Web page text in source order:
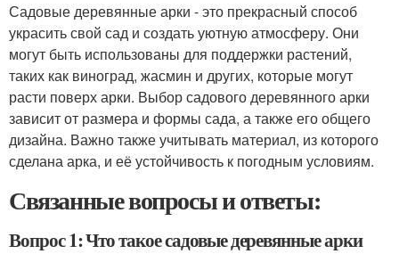
Садовые деревянные арки - это прекрасный способ
украсить свой сад и создать уютную атмосферу. Они
могут быть использованы для поддержки растений,
таких как виноград, жасмин и других, которые могут
расти поверх арки. Выбор садового деревянного арки
зависит от размера и формы сада, а также его общего
дизайна. Важно также учитывать материал, из которого
сделана арка, и её устойчивость к погодным условиям.
Связанные вопросы и ответы:
Вопрос 1: Что такое садовые деревянные арки